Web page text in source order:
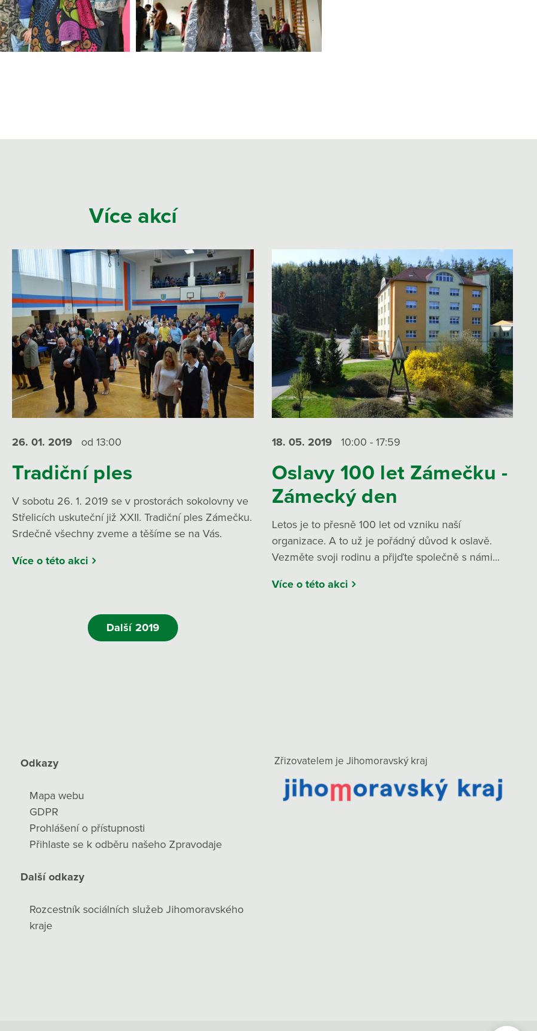
Více akcí
26. 01.2019 od 13:00
Tradiční ples
V sobotu 26. 1. 2019 se v prostorách sokolovny ve
Střelicích uskuteční již XXII. Tradiční ples Zámečku.
Srdečně všechny zveme a těšíme se na Vás.
Více o této akci
18. 05. 2019 10:00 - 17:59
Oslavy 100 let Zámečku -
Zámecký den
Letos je to přesně 100 let od vzniku naší
organizace. A to už je pořádný důvod k oslavě.
Vezměte svoji rodinu a přijďte společně s námi...
Více o této akci
Další 2019
Odkazy
Mapa webu
GDPR
Prohlášení o přístupnosti
Přihlaste se k odběru našeho Zpravodaje
Další odkazy
Rozcestník sociálních služeb Jihomoravského
kraje
Zřizovatelem je Jihomoravský kraj